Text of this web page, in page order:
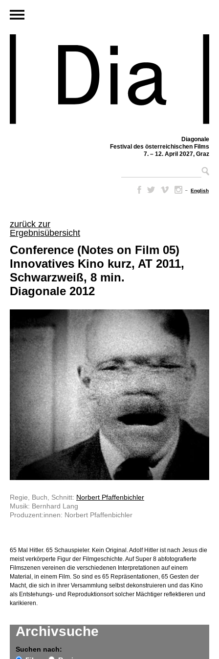
Diagonale
Festival des österreichischen Films
7. – 12. April 2027, Graz
– English
zurück zur
Ergebnisübersicht
Archivsuche
Suchen nach:
Conference (Notes on Film 05)
Innovatives Kino kurz, AT 2011,
Schwarzweiß, 8 min.
Diagonale 2012
Regie, Buch, Schnitt: Norbert Pfaffenbichler
Musik: Bernhard Lang
Produzent:innen: Norbert Pfaffenbichler
65 Mal Hitler. 65 Schauspieler. Kein Original. Adolf Hitler ist nach Jesus die
meist verkörperte Figur der Filmgeschichte. Auf Super 8 abfotografierte
Filmszenen vereinen die verschiedenen Interpretationen auf einem
Material, in einem Film. So sind es 65 Repräsentationen, 65 Gesten der
Macht, die sich in ihrer Versammlung selbst dekonstruieren und das Kino
als Entstehungs- und Reproduktionsort solcher Mächtiger reflektieren und
karikieren.